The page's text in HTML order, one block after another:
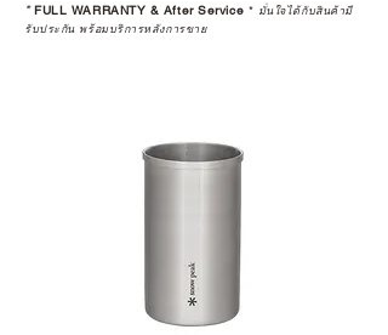
ในอุปกรณ์ที่คุณรัก มีคุณค่าอย่าง
เพื่อให้คุณได้รับทั้งสินค้า และ
ประสบการณ์ที่สมบูรณ์แบบในระยะ
อ่านต่อเรื่องการรับประกันสินค้าได้
https://www.campstudio.co.th/
*FULL WARRANTY & After Service * มั่นใจได้กับสินค้ามี
รับประกัน พร้อมบริการหลังการขาย